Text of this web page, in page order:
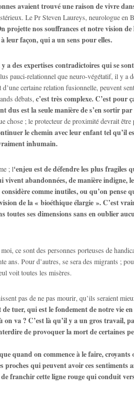
avaient trouvé une raison de vivre
Le Pr Steven Laureys, neurologue en
projette nos souffrances et notre vision de
leur façon, qui a un sens pour elles.
des expertises contradictoires qui se sont
pauci-relationnel que neuro-végétatif, il y a
certaine relation fusionnelle, peuvent
débats, c’est très complexe. C’est pour
dus est la seule manière de s’en sortir
chose ; le protecteur de proximité devrait
le chemin avec leur enfant tel qu’il
inhumain.
; l‘enjeu est de défendre les plus fragiles
vivent abandonnées, de manière indigne,
comme inutiles, ou qu’on pense
de la « bioéthique élargie ». C’est
ses dimensions sans en oublier
ce sont des personnes porteuses de
ans. Pour d’autres, se sera des migrants ;
voit toutes les misères.
pas de ne pas mourir, qu’ils seraient
tuer, qui est le fondement de notre vie en
va ? C’est là qu’il y a un gros travail,
de provoquer la mort de certaines
quand on commence à le faire,
qui peuvent avoir ces sentiments
franchir cette ligne rouge qui conduit